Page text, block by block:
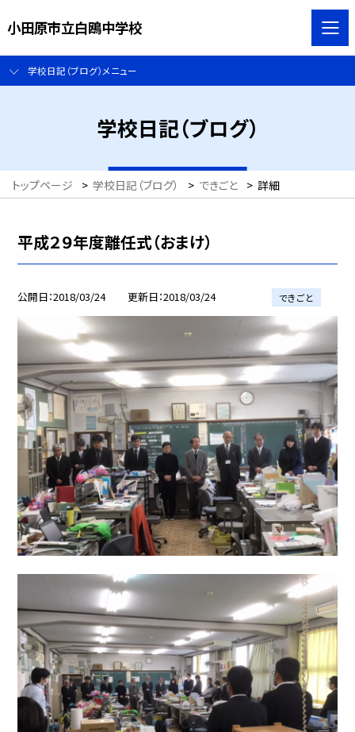
小田原市立白鴎中学校
学校日記（ブログ）メニュー
学校日記（ブログ）
トップページ > 学校日記（ブログ） > できごと > 詳細
平成２９年度離任式（おまけ）
公開日 2018/03/24 更新日 2018/03/24 できごと